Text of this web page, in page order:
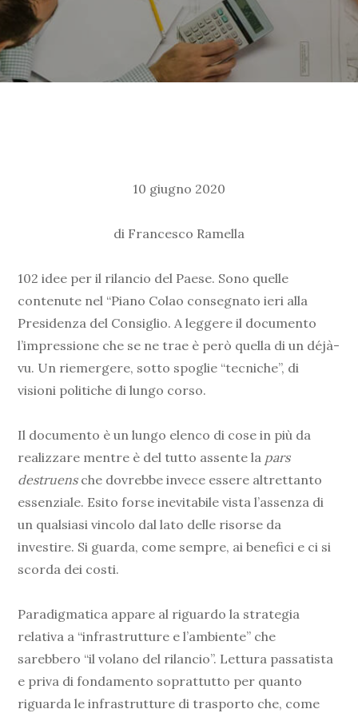
10 giugno 2020
di Francesco Ramella
102 idee per il rilancio del Paese. Sono quelle
contenute nel “Piano Colao consegnato ieri alla
Presidenza del Consiglio. A leggere il documento
l’impressione che se ne trae è però quella di un déjà-
vu. Un riemergere, sotto spoglie “tecniche”, di
visioni politiche di lungo corso.
Il documento è un lungo elenco di cose in più da
realizzare mentre è del tutto assente la pars
destruensche dovrebbe invece essere altrettanto
essenziale. Esito forse inevitabile vista l’assenza di
un qualsiasi vincolo dal lato delle risorse da
investire. Si guarda, come sempre, ai benefici e ci si
scorda dei costi.
Paradigmatica appare al riguardo la strategia
relativa a “infrastrutture e l’ambiente” che
sarebbero “il volano del rilancio”. Lettura passatista
e priva di fondamento soprattutto per quanto
riguarda le infrastrutture di trasporto che, come